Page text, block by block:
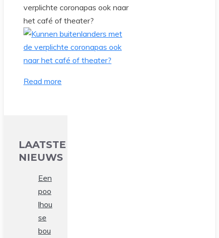
verplichte coronapas ook naar
het café of theater?
Read more
LAATSTE
NIEUWS
Een
poo
lhou
se
bou